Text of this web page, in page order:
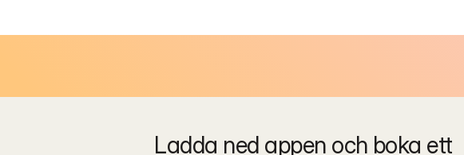
Ladda ned appen och boka ett